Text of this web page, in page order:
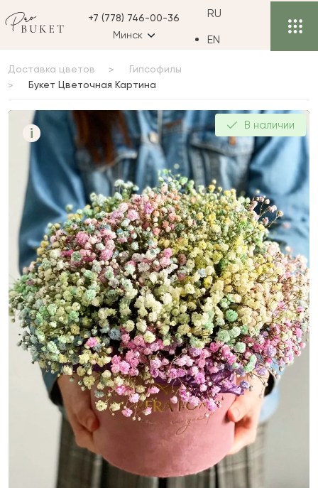
+7 (778) 746-00-36
Минск
RU
EN
Доставка цветов
Гипсофилы
Букет Цветочная Картина
i
Цветочная
В наличии